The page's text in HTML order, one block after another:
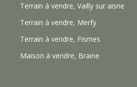
Terrain à vendre, Vailly sur aisne
Terrain à vendre, Merfy
Terrain à vendre, Fismes
Maison à vendre, Braine